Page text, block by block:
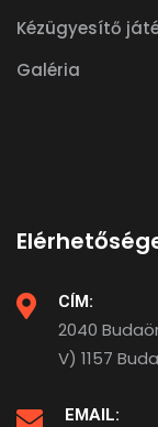
Kézügyesítő
Galéria
CÍM:
2040
V) 1157
EMAIL: